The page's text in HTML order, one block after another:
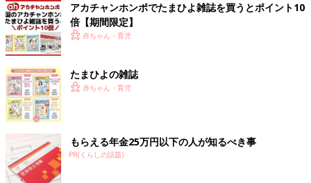
アカチャンホンポでたまひよ雑誌を買うとポイント10
倍【期間限定】
赤ちゃん・育児
たまひよの雑誌
赤ちゃん・育児
もらえる年金25万円以下の人が知るべき事
PR(くらしの話題)